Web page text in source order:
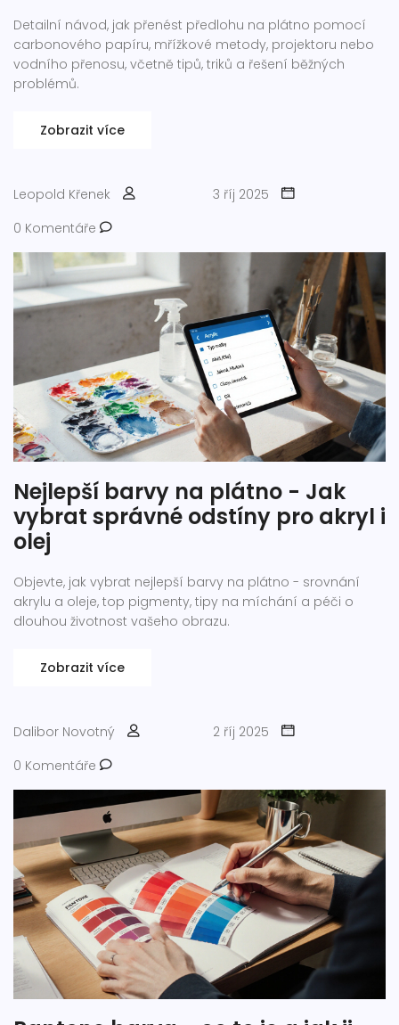
Detailní návod, jak přenést předlohu na plátno pomocí
carbonového papíru, mřížkové metody, projektoru nebo
vodního přenosu, včetně tipů, triků a řešení běžných
problémů.
Zobrazit více
Leopold Křenek
3 říj 2025
0 Komentáře
Nejlepší barvy na plátno - Jak
vybrat správné odstíny pro akryl i
olej
Objevte, jak vybrat nejlepší barvy na plátno - srovnání
akrylu a oleje, top pigmenty, tipy na míchání a péči o
dlouhou životnost vašeho obrazu.
Zobrazit více
Dalibor Novotný
2 říj 2025
0 Komentáře